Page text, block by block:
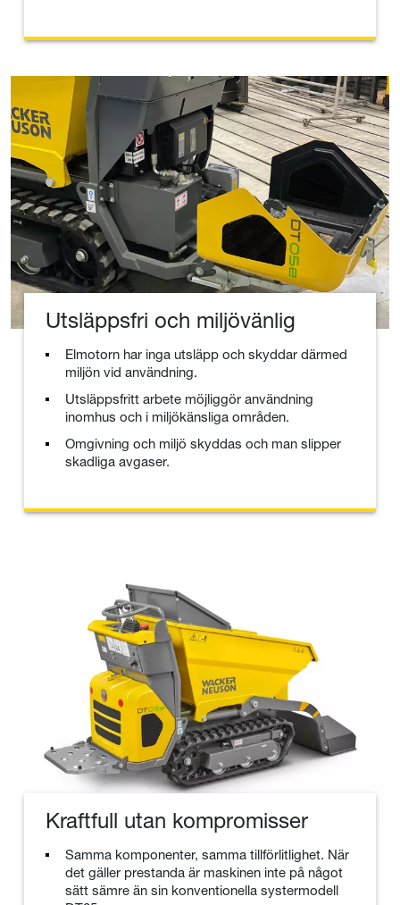
Utsläppsfri och miljövänlig
Elmotorn har inga utsläpp och skyddar därmed
miljön vid användning.
Utsläppsfritt arbete möjliggör användning
inomhus och i miljökänsliga områden.
Omgivning och miljö skyddas och man slipper
skadliga avgaser.
Kraftfull utan kompromisser
Samma komponenter, samma tillförlitlighet. När
det gäller prestanda är maskinen inte på något
sätt sämre än sin konventionella systermodell